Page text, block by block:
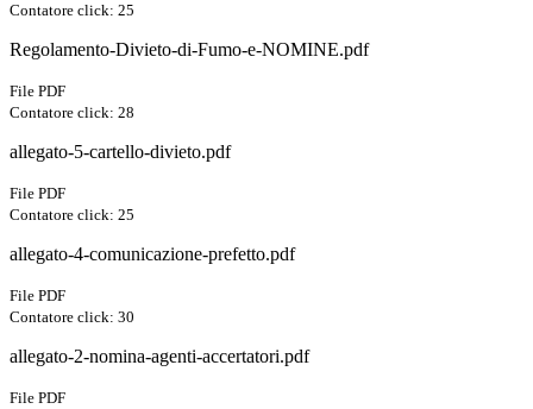
Contatore click: 25
Regolamento-Divieto-di-Fumo-e-NOMINE.pdf
File PDF
Contatore click: 28
allegato-5-cartello-divieto.pdf
File PDF
Contatore click: 25
allegato-4-comunicazione-prefetto.pdf
File PDF
Contatore click: 30
allegato-2-nomina-agenti-accertatori.pdf
File PDF